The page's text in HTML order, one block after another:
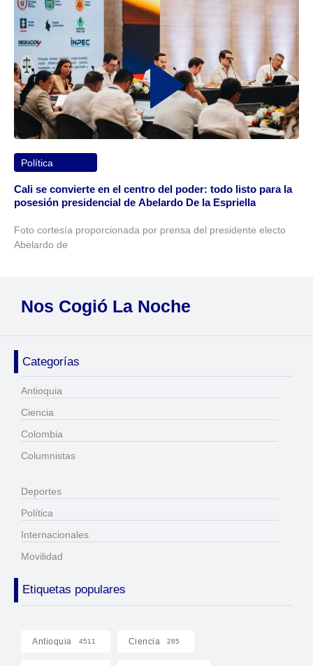
Política
Cali se convierte en el centro del poder: todo listo para la
posesión presidencial de Abelardo De la Espriella
Foto cortesía proporcionada por prensa del presidente electo
Abelardo de
Nos Cogió La Noche
Categorías
Antioquia
Ciencia
Colombia
Columnistas
Deportes
Política
Internacionales
Movilidad
Etiquetas populares
Antioquia 4511 Ciencia 285